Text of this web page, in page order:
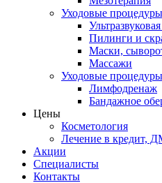
Уходовые
Пилинги и
Маски,
Массажи
Уходовые
Лимфодренаж
Бандажное
Цены
Косметология
Лечение в кредит,
Акции
Специалисты
Контакты